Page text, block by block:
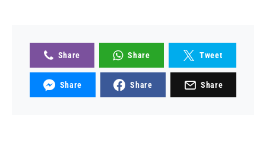
Share Share Tweet
Share Share Share